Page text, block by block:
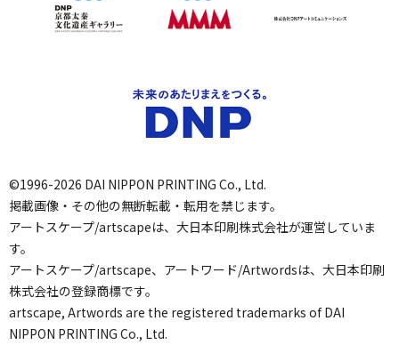
©1996-2026 DAI NIPPON PRINTING Co., Ltd.
掲載画像・その他の無断転載・転用を禁じます。
アートスケープ/artscapeは、大日本印刷株式会社が運営していま
す。
アートスケープ/artscape、アートワード/Artwordsは、大日本印刷
株式会社の登録商標です。
artscape, Artwords are the registered trademarks of DAI
NIPPON PRINTING Co., Ltd.